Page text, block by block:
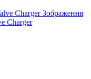
Charger